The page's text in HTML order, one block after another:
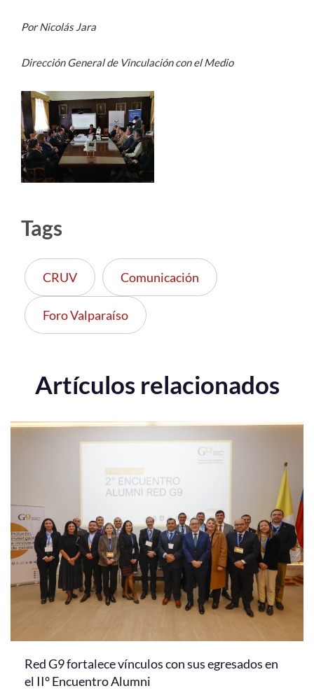
Por Nicolás Jara
Dirección General de Vinculación con el Medio
Tags
CRUV Comunicación
Foro Valparaíso
Artículos relacionados
Red G9 fortalece vínculos con sus egresados en
el II° Encuentro Alumni